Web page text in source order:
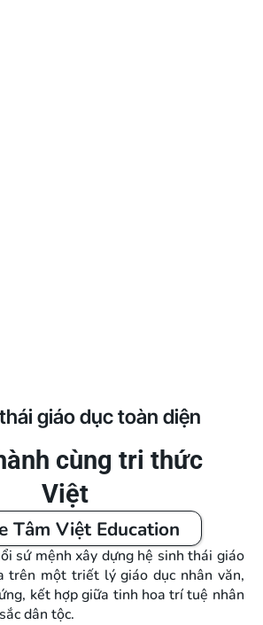
giáo dục toàn diện
cùng tri thức
Việt
Tâm Việt Education
sứ mệnh xây dựng hệ sinh thái giáo
trên một triết lý giáo dục nhân văn,
kết hợp giữa tinh hoa trí tuệ nhân
dân tộc.